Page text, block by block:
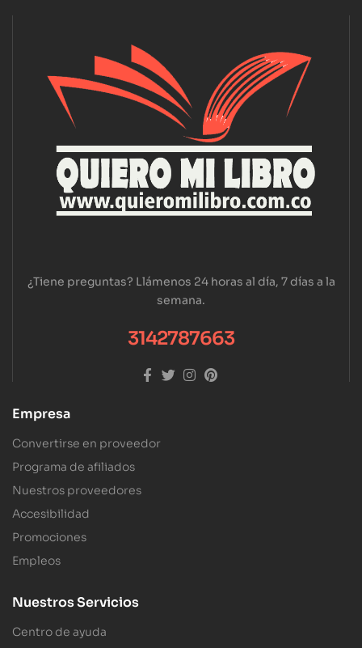
¿Tiene preguntas? Llámenos 24 horas al día, 7 días a la
semana.
3142787663
Empresa
Convertirse en proveedor
Programa de afiliados
Nuestros proveedores
Accesibilidad
Promociones
Empleos
Nuestros Servicios
Centro de ayuda